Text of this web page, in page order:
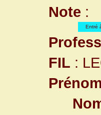
Note :
Entré
FIL :
Prénom